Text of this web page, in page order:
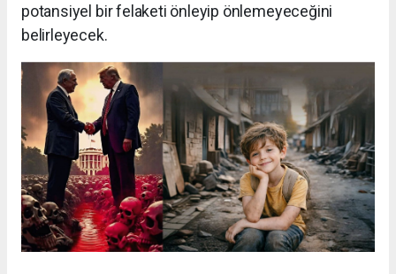
potansiyel bir felaketi önleyip önlemeyeceğini
belirleyecek.